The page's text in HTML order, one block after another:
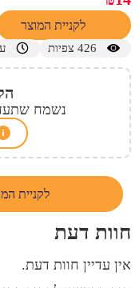
לקניית המוצר
426 צפיות
נשמח
לקניית
חוות דעת
אין עדיין חוות דעת.